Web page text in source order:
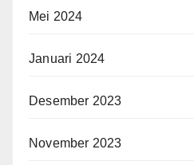
Mei 2024
Januari 2024
Desember 2023
November 2023